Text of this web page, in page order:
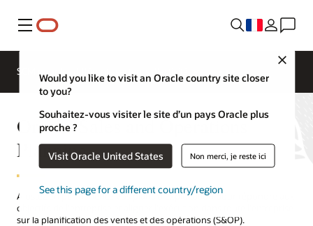
Menu
Would you like to visit an Oracle country site closer
to you?
Souhaitez-vous visiter le site d’un pays Oracle plus
proche ?
Visit Oracle United States Non merci, je reste ici
See this page for a different country/region
SCM pour les différents secteurs d'activité
Oracle Sales and Operations
Planning
Ajustez en permanence vos plans d'exploitation pour répondre aux
objectifs de l'entreprise et aligner l'exécution dans toute l'entreprise
sur la planification des ventes et des opérations (S&OP).